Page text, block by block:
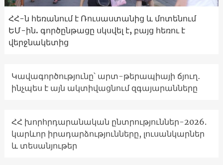
ՀՀ-ն հեռանում է Ռուսաստանից և մոտենում
ԵՄ-ին. գործընթացը սկսվել է, բայց հեռու է
վերջնակետից
Կավագործությունը՝ արտ-թերապիայի ճյուղ․
ինչպես է այն ակտիվացնում զգայարանները
ՀՀ խորհրդարանական ընտրություններ-2026.
կարևոր իրադարձությունները, լուսանկարներ
և տեսանյութեր